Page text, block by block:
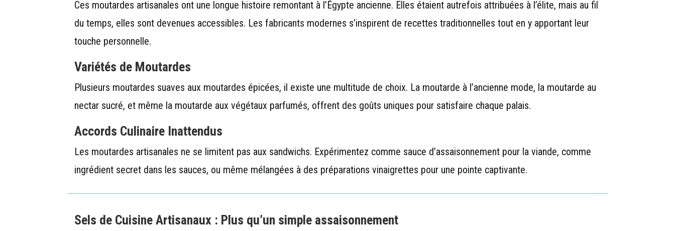
Ces moutardes artisanales ont une longue histoire remontant à l’Égypte ancienne. Elles étaient autrefois attribuées à l’élite, mais au fil
du temps, elles sont devenues accessibles. Les fabricants modernes s’inspirent de recettes traditionnelles tout en y apportant leur
touche personnelle.
Variétés de Moutardes
Plusieurs moutardes suaves aux moutardes épicées, il existe une multitude de choix. La moutarde à l’ancienne mode, la moutarde au
nectar sucré, et même la moutarde aux végétaux parfumés, offrent des goûts uniques pour satisfaire chaque palais.
Accords Culinaire Inattendus
Les moutardes artisanales ne se limitent pas aux sandwichs. Expérimentez comme sauce d’assaisonnement pour la viande, comme
ingrédient secret dans les sauces, ou même mélangées à des préparations vinaigrettes pour une pointe captivante.
Sels de Cuisine Artisanaux : Plus qu’un simple assaisonnement